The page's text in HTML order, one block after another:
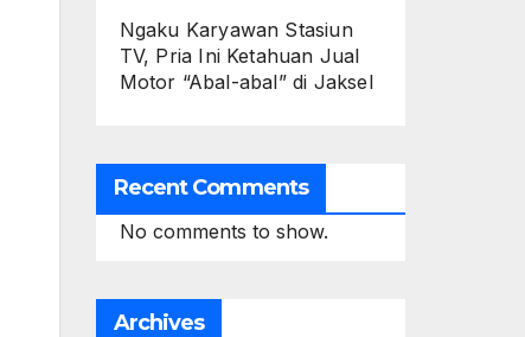
Ngaku Karyawan Stasiun
TV, Pria Ini Ketahuan Jual
Motor “Abal-abal” di Jaksel
Recent Comments
No comments to show.
Archives